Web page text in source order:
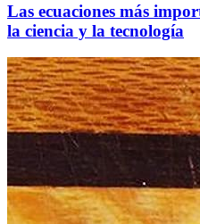
Las ecuaciones más
la ciencia y la tecnología